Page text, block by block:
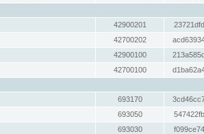
42900201
42700202
42900100
42700100
693170
693050
693030